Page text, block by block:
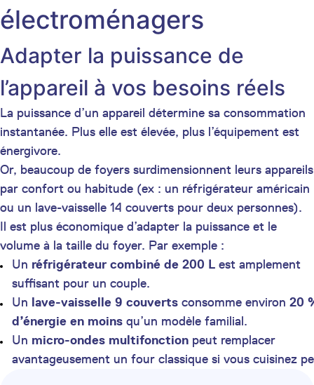
électroménagers
Adapter la puissance de
l’appareil à vos besoins réels
La puissance d’un appareil détermine sa consommation
instantanée. Plus elle est élevée, plus l’équipement est
énergivore.
Or, beaucoup de foyers surdimensionnent leurs appareils
par confort ou habitude (ex : un réfrigérateur américain
ou un lave-vaisselle 14 couverts pour deux personnes).
Il est plus économique d’adapter la puissance et le
volume à la taille du foyer. Par exemple :
Un réfrigérateur combiné de 200 L est amplement
suffisant pour un couple.
Un lave-vaisselle 9 couverts consomme environ 20
d’énergie en moins qu’un modèle familial.
Un micro-ondes multifonction peut remplacer
avantageusement un four classique si vous cuisinez